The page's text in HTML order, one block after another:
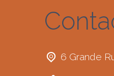
6 Grande